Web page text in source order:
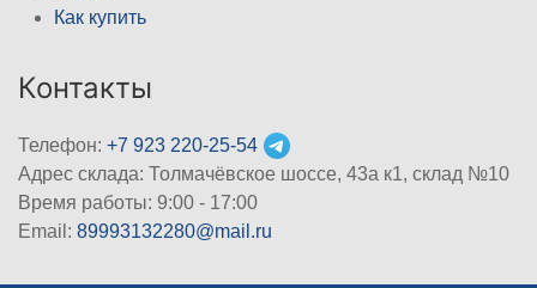
Как купить
Контакты
Телефон: +7 923 220-25-54
Адрес склада: Толмачёвское шоссе, 43а к1, склад №10
Время работы: 9:00 - 17:00
Email: 89993132280@mail.ru